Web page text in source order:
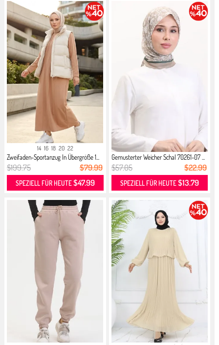
14 16 18 20 22
Zweifaden-Sportanzug In Übergröße 1...
$199.75 $79.99
SPEZIELL FÜR HEUTE$47.99
Gemusterter Weicher Schal 70261-07 ...
$57.05 $22.99
SPEZIELL FÜR HEUTE$13.79